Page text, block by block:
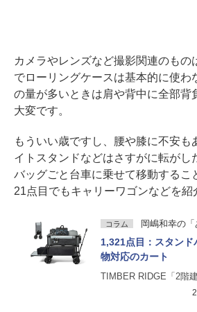
カメラやレンズなど撮影関連のもの
でローリングケースは基本的に使わ
の量が多いときは肩や背中に全部背
大変です。
もういい歳ですし、腰や膝に不安も
イトスタンドなどはさすがに転がし
バッグごと台車に乗せて移動するこ
21点目でもキャリーワゴンなどを紹
コラム 岡嶋和幸の「
1,321点目：スタンド
物対応のカート
TIMBER RIDGE「2階